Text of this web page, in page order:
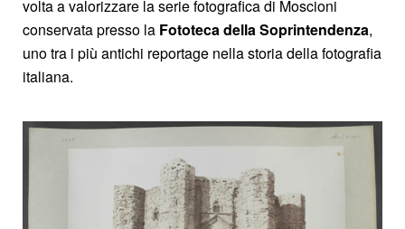
volta a valorizzare la serie fotografica di Moscioni
conservata presso la Fototeca della Soprintendenza,
uno tra i più antichi reportage nella storia della fotografia
italiana.